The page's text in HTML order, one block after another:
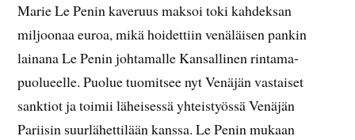
Marie Le Penin kaveruus maksoi toki kahdeksan
miljoonaa euroa, mikä hoidettiin venäläisen pankin
lainana Le Penin johtamalle Kansallinen rintama-
puolueelle. Puolue tuomitsee nyt Venäjän vastaiset
sanktiot ja toimii läheisessä yhteistyössä Venäjän
Pariisin suurlähettilään kanssa. Le Penin mukaan